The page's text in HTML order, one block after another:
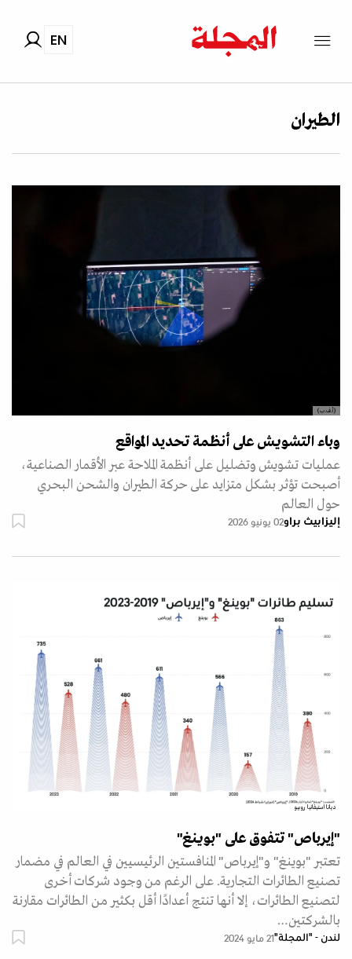
EN
الطيران
(أ.ف.ب)
وباء التشويش على أنظمة تحديد المواقع
عمليات تشويش وتضليل على أنظمة الملاحة عبر الأقمار الصناعية،
أصبحت تؤثر بشكل متزايد على حركة الطيران والشحن البحري
حول العالم
إليزابيث براو02 يونيو 2026
ديانا استيفانيا روبيو
"إيرباص" تتفوق على "بوينغ"
تعتبر "بوينغ" و"إيرباص" المنافستين الرئيسيين في العالم في مضمار
تصنيع الطائرات التجارية. على الرغم من وجود شركات أخرى
لتصنيع الطائرات، إلا أنها تنتج أعدادًا أقل بكثير من الطائرات مقارنة
بالشركتين…
لندن - "المجلة"21 مايو 2024